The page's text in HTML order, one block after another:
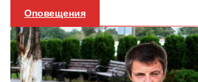
Оповещения